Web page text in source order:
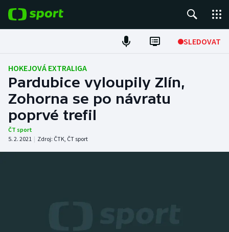
SLEDOVAT
Fotbal
Hokej
Tenis
Atletika
HOKEJOVÁ EXTRALIGA
Pardubice vyloupily Zlín,
Zohorna se po návratu
poprvé trefil
ČT sport
5. 2. 2021 | Zdroj: ČTK, ČT sport